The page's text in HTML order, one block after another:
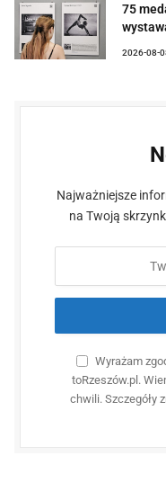
75
2026-08-
Najważniejsze
na Twoją
Wyrażam
toRzeszów.pl.
chwili. Szczegóły